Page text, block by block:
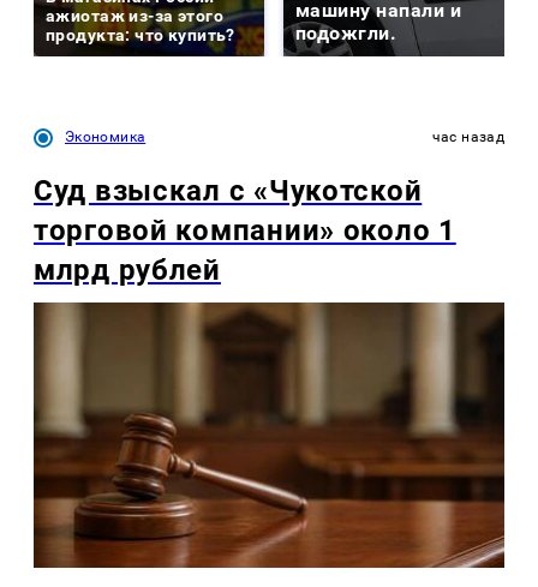
ажиотаж из-за этого
продукта: что купить?
машину напали и
подожгли.
Экономика час назад
Суд взыскал с «Чукотской
торговой компании» около 1
млрд рублей